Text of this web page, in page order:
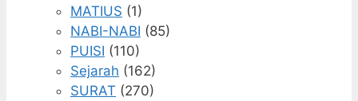
MATIUS (1)
NABI-NABI (85)
PUISI (110)
Sejarah (162)
SURAT (270)